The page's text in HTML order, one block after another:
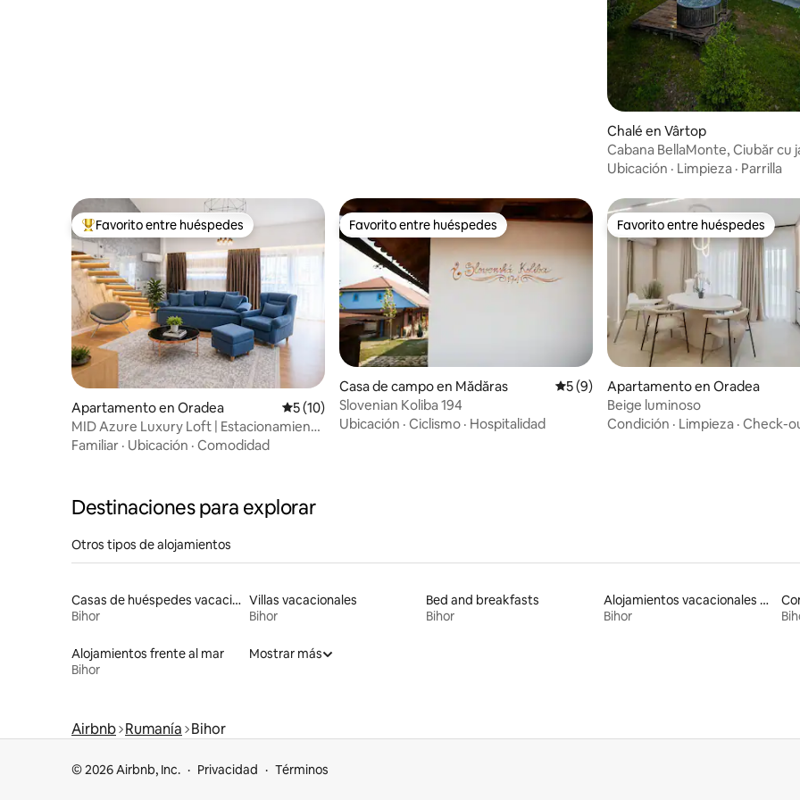
Chalé en Vârtop
Cabana BellaMonte, Ciubăr cu
admiten mascotas
Ubicación · Limpieza · Parrilla
Favorito entre huéspedes preferido
Favorito entre huéspedes
Apartamento en Oradea Calificación promedio: 5 de 5, 10 reseñas
5 (10)
MID Azure Luxury Loft | Estacionamiento
gratuito y check-in autónomo
Familiar · Ubicación · Comodidad
Favorito entre huéspedes
Favorito entre huéspedes
Casa de campo en Mădăras Calificación promedio: 5 de 5, 9 reseñas
5 (9)
Slovenian Koliba 194
Ubicación · Ciclismo · Hospitalidad
Favorito entre huéspedes
Favorito entre huéspedes
Apartamento en Oradea
Beige luminoso
Condición · Limpieza · Check-
Destinaciones para explorar
Otros tipos de alojamientos
Casas de huéspedes vacacionales
Bihor
Villas vacacionales
Bihor
Bed and breakfasts
Bihor
Alojamientos vacacionales para familias
Bihor
Alojamientos frente al mar
Bihor
Mostrar más
Airbnb Rumanía Bihor
© 2026 Airbnb, Inc. Privacidad Términos